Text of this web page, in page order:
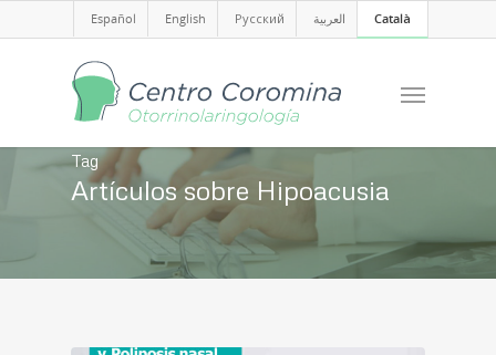
Español English Русский العربية Català
Tag
Artículos sobre Hipoacusia